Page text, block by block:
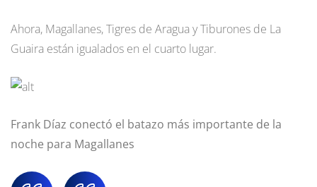
Ahora, Magallanes, Tigres de Aragua y Tiburones de La
Guaira están igualados en el cuarto lugar.
Frank Díaz conectó el batazo más importante de la
noche para Magallanes